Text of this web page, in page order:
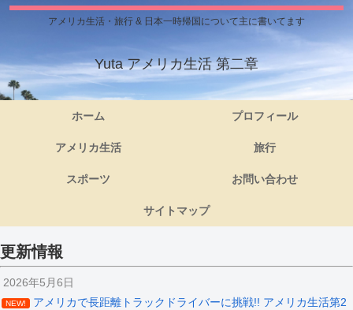
アメリカ生活・旅行 & 日本一時帰国について主に書いてます
Yuta アメリカ生活 第二章
ホーム プロフィール
アメリカ生活 旅行
スポーツ お問い合わせ
サイトマップ
更新情報
2026年5月6日
NEW!
アメリカで長距離トラックドライバーに挑戦!! アメリカ生活第2